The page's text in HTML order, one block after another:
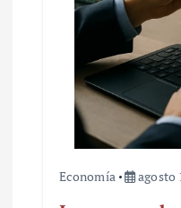
Economía agosto